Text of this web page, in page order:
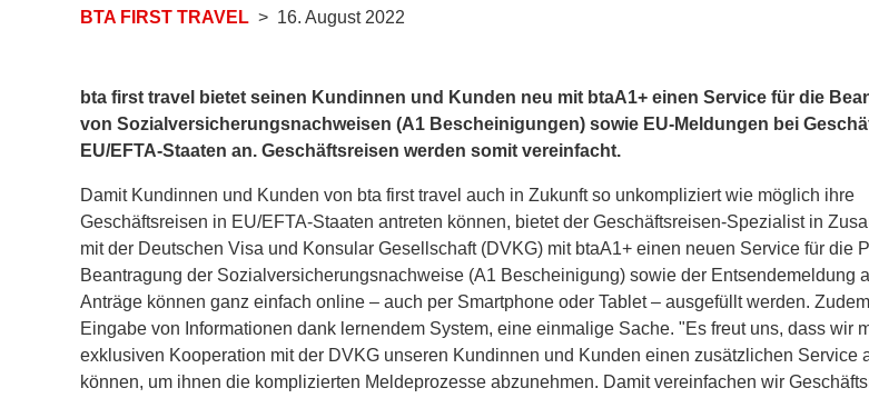
BTA FIRST TRAVEL 16. August 2022
bta first travel bietet seinen Kundinnen und Kunden neu mit btaA1+ einen Service für die
von Sozialversicherungsnachweisen (A1 Bescheinigungen) sowie EU-Meldungen bei
EU/EFTA-Staaten an. Geschäftsreisen werden somit vereinfacht.
Damit Kundinnen und Kunden von bta first travel auch in Zukunft so unkompliziert wie möglich ihre
Geschäftsreisen in EU/EFTA-Staaten antreten können, bietet der Geschäftsreisen-Spezialist in
mit der Deutschen Visa und Konsular Gesellschaft (DVKG) mit btaA1+ einen neuen Service für die
Beantragung der Sozialversicherungsnachweise (A1 Bescheinigung) sowie der Entsendemeldung
Anträge können ganz einfach online – auch per Smartphone oder Tablet – ausgefüllt werden.
Eingabe von Informationen dank lernendem System, eine einmalige Sache. "Es freut uns, dass wir
exklusiven Kooperation mit der DVKG unseren Kundinnen und Kunden einen zusätzlichen Service
können, um ihnen die komplizierten Meldeprozesse abzunehmen. Damit vereinfachen wir